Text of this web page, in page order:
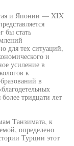
и Японии — XIX
бы стать
для тех ситуаций,
и
усиление в
к
в
тридцати лет
Танзимата, к
определено
Турции этот